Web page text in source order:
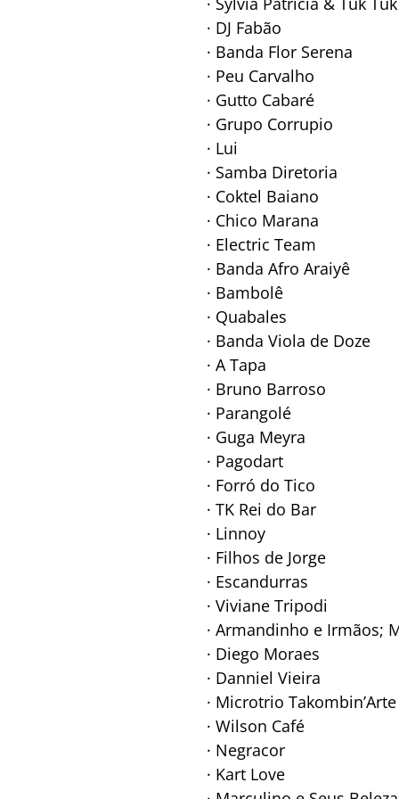
· DJ Fabão
· Banda Flor Serena
· Peu Carvalho
· Gutto Cabaré
· Grupo Corrupio
· Lui
· Samba Diretoria
· Coktel Baiano
· Chico Marana
· Electric Team
· Banda Afro Araiyê
· Bambolê
· Quabales
· Banda Viola de Doze
· A Tapa
· Bruno Barroso
· Parangolé
· Guga Meyra
· Pagodart
· Forró do Tico
· TK Rei do Bar
· Linnoy
· Filhos de Jorge
· Escandurras
· Viviane Tripodi
· Armandinho e Irmãos;
· Diego Moraes
· Danniel Vieira
· Microtrio Takombin’Arte
· Wilson Café
· Negracor
· Kart Love